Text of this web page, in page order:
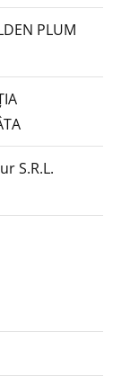
PLUM
S.R.L.